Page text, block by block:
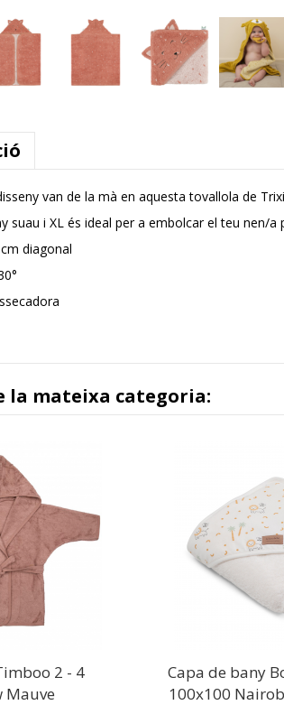
van de la mà en aquesta tovallola de
suau i XL és ideal per a embolcar el teu nen/a
diagonal
la mateixa categoria:
2 - 4
Mauve
Capa de bany
100x100